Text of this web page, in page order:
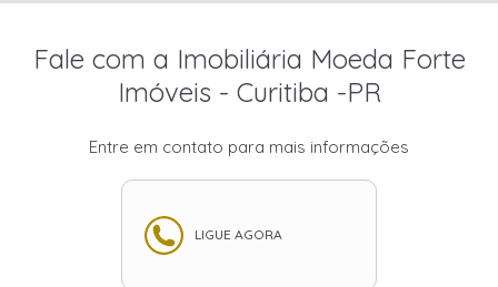
Fale com a Imobiliária Moeda Forte
Imóveis - Curitiba -PR
Entre em contato para mais informações
LIGUE AGORA